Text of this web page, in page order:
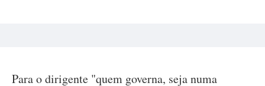
Para o dirigente "quem governa, seja numa